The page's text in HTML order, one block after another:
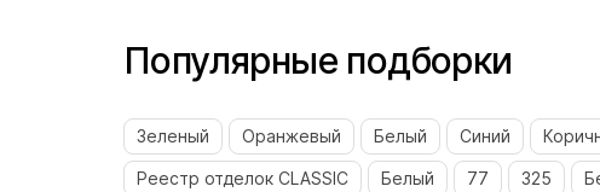
Популярные подборки
Зеленый Оранжевый Белый Синий
Реестр отделок CLASSIC Белый 77 325